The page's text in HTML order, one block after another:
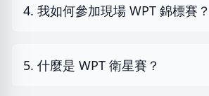
4. 我如何參加現場 WPT 錦標賽？
5. 什麼是 WPT 衛星賽？